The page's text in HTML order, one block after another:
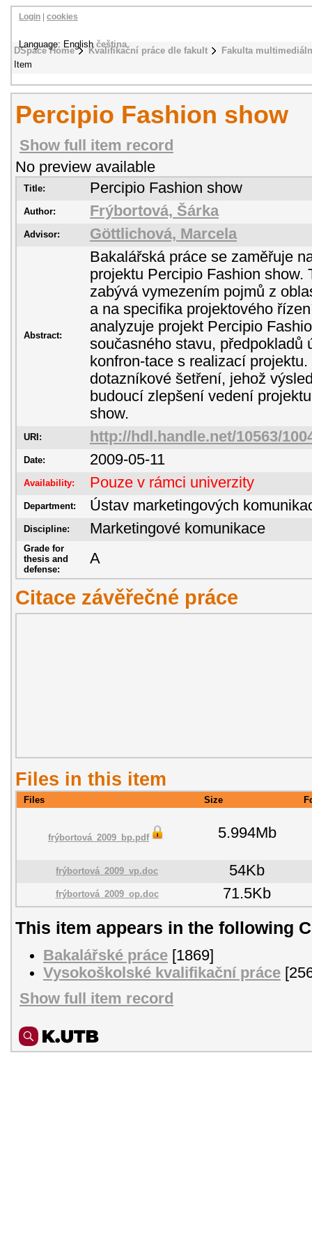
DSpace Home Kvalifikační práce dle fakult
Fakulta
Item
Login cookies
Language: Englishčeština
Percipio Fashion show
Show full item record
No preview available
Title: Percipio Fashion show
Author: Frýbortová, Šárka
Advisor: Göttlichová, Marcela
Abstract:
Bakalářská práce se zaměřuje
projektu Percipio Fashion show.
zabývá vymezením pojmů z
a na specifika projektového
analyzuje projekt Percipio
současného stavu, předpokladů
konfron-tace s realizací
dotazníkové šetření, jehož
budoucí zlepšení vedení
show.
URI: http://hdl.handle.net/10563/
Date: 2009-05-11
Availability: Pouze v rámci univerzity
Department: Ústav marketingových
Discipline: Marketingové komunikace
Grade for
thesis and
defense:
A
Citace závěřečné práce
Files in this item
Files Size
frýbortová_2009_bp.pdf 5.994Mb
frýbortová_2009_vp.doc 54Kb
frýbortová_2009_op.doc 71.5Kb
This item appears in the following
Bakalářské práce [1869]
Vysokoškolské kvalifikační práce
Show full item record